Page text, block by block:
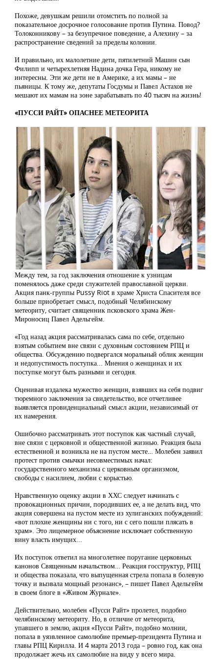
Похоже, девушкам решили отомстить по полной за
показательное досрочное голосование против Путина. Повод?
Толоконникову – за безупречное поведение, а Алехину – за
распространение сведений за пределы колонии.
И правильно, их малолетние дети, пятилетний Машин сын
Филипп и четырехлетняя Надина дочка Гера, никому не
интересны. Эти же дети не в Америке, а их мамы – не
пьяницы. К тому же, депутаты Госдумы и Павел Астахов не
мешают их мамам на зоне зарабатывать по 40 тысяч на жизнь!
«ПУССИ РАЙТ» ОПАСНЕЕ МЕТЕОРИТА
Между тем, за год заключения отношение к узницам
поменялось даже среди служителей православной церкви.
Акция панк-группы Pussy Riot в храме Христа Спасителя все
больше приобретает смысл, подобный Челябинскому
метеориту, считает священник псковского храма Жен-
Мироносиц Павел Адельгейм.
«Год назад акция рассматривалась сама по себе, отдельно
взятым событием вне связи с духовным состоянием РПЦ и
общества. Обсуждению подвергался моральный облик женщин
и недопустимость поступка... Мнения о женщинах и их
поступке могут быть разными и сегодня.
Оценивая издалека мужество женщин, взявших на себя подвиг
тюремного заключения за свидетельство, все отчетливее
выявляется провиденциальный смысл акции, независимый от
их намерения.
Ошибочно рассматривать этот поступок как частный случай,
вне связи с церковной и общественной жизнью. Реакция была
естественной и возникла не на пустом месте… Молебен заявил
протест против смычки несовместимых начал:
государственного механизма с церковным организмом,
свободы с насилием, любви с корыстью.
Нравственную оценку акции в ХХС следует начинать с
провокационных причин, породивших ее, а не делать вид, что
акция совершена на пустом месте из хулиганских побуждений:
«вот плохие женщины ни с того, ни с сего пошли плясать в
храм». Это лицемерное объяснение исключает собственную
вину власть имущих...
Их поступок ответил на многолетнее поругание церковных
канонов Священным начальством… Реакция госструктур, РПЦ
и общества показала, что выпущенная стрела попала в болевую
точку и вызвала мощный резонанс», – пишет Павел Адельгейм
в своем блоге в «Живом Журнале».
Действительно, молебен «Пусси Райт» пролетел, подобно
челябинскому метеориту. Но, в отличие от метеорита,
упавшего в землю, акция «Пусси Райт», подобно молнии,
попала в уязвленное самолюбие премьер-президента Путина и
главы РПЦ Кирилла. И 4 марта 2013 года – ровно год, как она
продолжает жечь их самолюбие на виду у всего мира.